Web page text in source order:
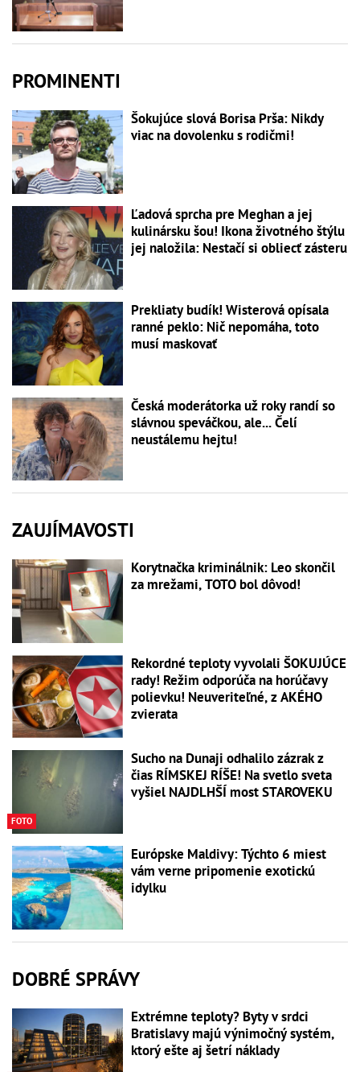
PROMINENTI
Šokujúce slová Borisa Prša: Nikdy
viac na dovolenku s rodičmi!
Ľadová sprcha pre Meghan a jej
kulinársku šou! Ikona životného štýlu
jej naložila: Nestačí si obliecť zásteru
Prekliaty budík! Wisterová opísala
ranné peklo: Nič nepomáha, toto
musí maskovať
Česká moderátorka už roky randí so
slávnou speváčkou, ale... Čelí
neustálemu hejtu!
ZAUJÍMAVOSTI
Korytnačka kriminálnik: Leo skončil
za mrežami, TOTO bol dôvod!
Rekordné teploty vyvolali ŠOKUJÚCE
rady! Režim odporúča na horúčavy
polievku! Neuveriteľné, z AKÉHO
zvierata
FOTO
Sucho na Dunaji odhalilo zázrak z
čias RÍMSKEJ RÍŠE! Na svetlo sveta
vyšiel NAJDLHŠÍ most STAROVEKU
Európske Maldivy: Týchto 6 miest
vám verne pripomenie exotickú
idylku
DOBRÉ SPRÁVY
Extrémne teploty? Byty v srdci
Bratislavy majú výnimočný systém,
ktorý ešte aj šetrí náklady